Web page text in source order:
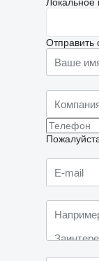
Отправить